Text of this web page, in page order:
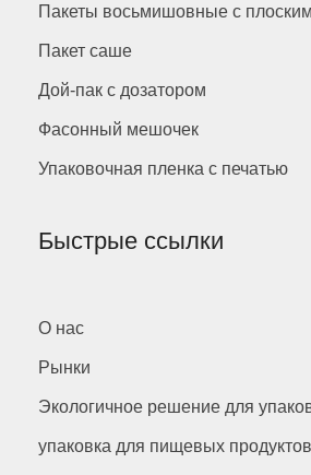
Пакеты восьмишовные с
Пакет саше
Дой-пак с дозатором
Фасонный мешочек
Упаковочная пленка с печатью
Быстрые ссылки
О нас
Рынки
Экологичное решение для
упаковка для пищевых продуктов